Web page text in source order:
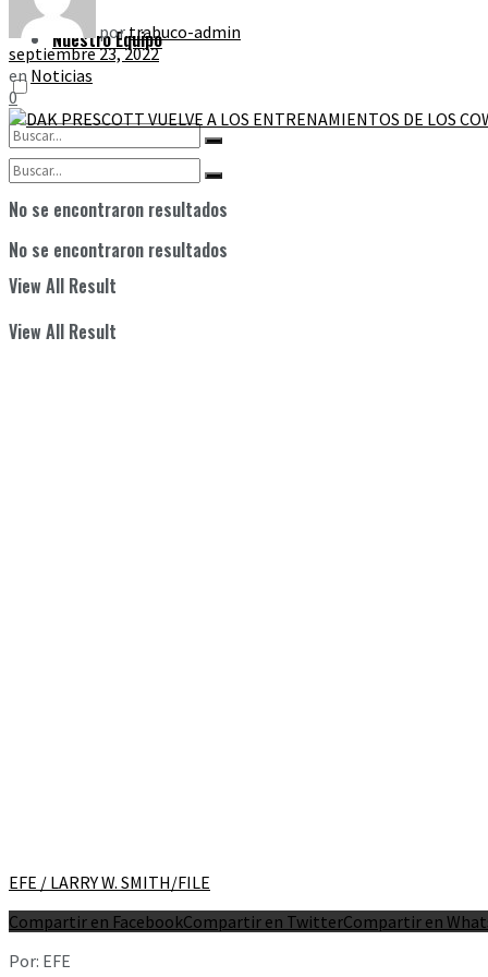
No se encontraron resultados
View All Result
Nuestro Equipo
No se encontraron resultados
View All Result
portrabuco-admin
septiembre 23, 2022
en Noticias
0
EFE / LARRY W. SMITH/FILE
Compartir en FacebookCompartir en TwitterCompartir en
Por: EFE